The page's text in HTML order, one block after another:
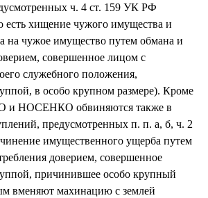
ч. 4 ст. 159 УК РФ
есть хищение чужого имущества и
на чужое имущество путем обмана и
совершенное лицом с
служебного положения,
в особо крупном размере). Кроме
НОСЕНКО обвиняются также в
предусмотренных п. п. а, б, ч. 2
имущественного ущерба путем
доверием, совершенное
причинившее особо крупный
вменяют махинацию с землей